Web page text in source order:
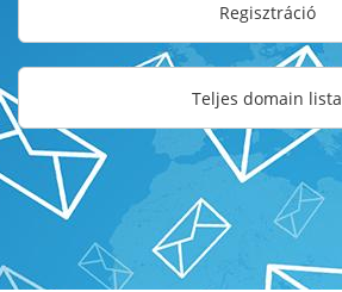
Regisztráció
Teljes domain lista